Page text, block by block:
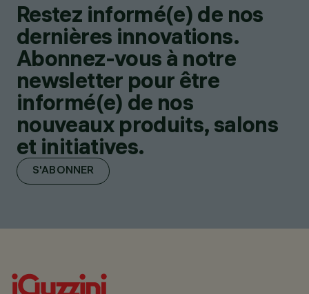
Restez informé(e) de nos
dernières innovations.
Abonnez-vous à notre
newsletter pour être
informé(e) de nos
nouveaux produits, salons
et initiatives.
S'ABONNER